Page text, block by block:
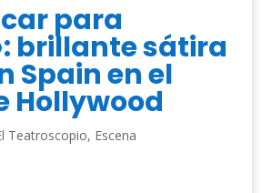
para
brillante sátira
Spain en el
Hollywood
Teatroscopio, Escena